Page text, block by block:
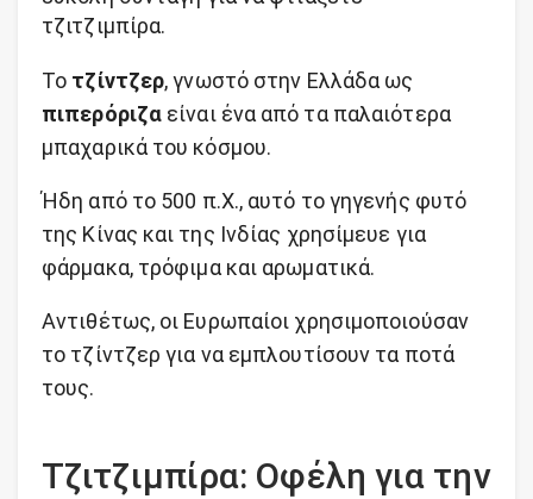
τζιτζιμπίρα.
Το τζίντζερ, γνωστό στην Ελλάδα ως
πιπερόριζα είναι ένα από τα παλαιότερα
μπαχαρικά του κόσμου.
Ήδη από το 500 π.Χ., αυτό το γηγενής φυτό
της Κίνας και της Ινδίας χρησίμευε για
φάρμακα, τρόφιμα και αρωματικά.
Αντιθέτως, οι Ευρωπαίοι χρησιμοποιούσαν
το τζίντζερ για να εμπλουτίσουν τα ποτά
τους.
Τζιτζιμπίρα: Οφέλη για την